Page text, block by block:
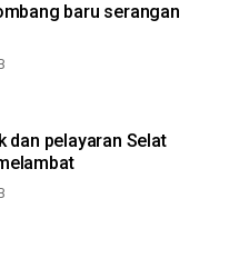
baru serangan
dan pelayaran Selat